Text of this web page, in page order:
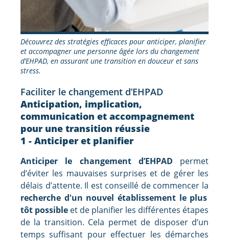
Découvrez des stratégies efficaces pour anticiper, planifier
et accompagner une personne âgée lors du changement
d’EHPAD, en assurant une transition en douceur et sans
stress.
Faciliter le changement d’EHPAD
Anticipation, implication,
communication et accompagnement
pour une transition réussie
1 - Anticiper et planifier
Anticiper le changement d’EHPAD permet
d’éviter les mauvaises surprises et de gérer les
délais d’attente. Il est conseillé de commencer la
recherche d'un nouvel établissement le plus
tôt possible et de planifier les différentes étapes
de la transition. Cela permet de disposer d’un
temps suffisant pour effectuer les démarches